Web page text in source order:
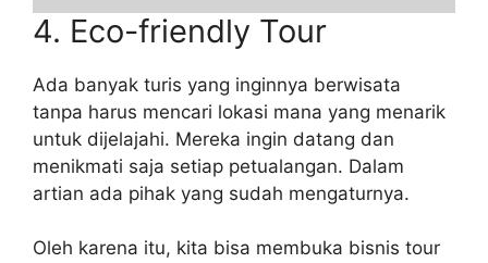
4. Eco-friendly Tour
Ada banyak turis yang inginnya berwisata
tanpa harus mencari lokasi mana yang menarik
untuk dijelajahi. Mereka ingin datang dan
menikmati saja setiap petualangan. Dalam
artian ada pihak yang sudah mengaturnya.
Oleh karena itu, kita bisa membuka bisnis tour